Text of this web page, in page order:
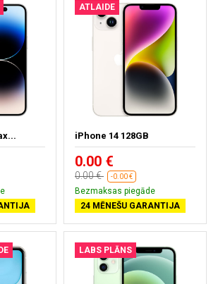
ATLAIDE
iPhone 14 128GB
0.00 €
0.00 € -0.00 €
Bezmaksas piegāde
24 MĒNEŠU GARANTIJA
LABS PLĀNS